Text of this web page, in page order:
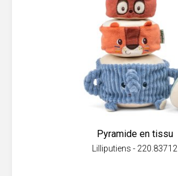
Pyramide en tissu
Lilliputiens - 220.83712